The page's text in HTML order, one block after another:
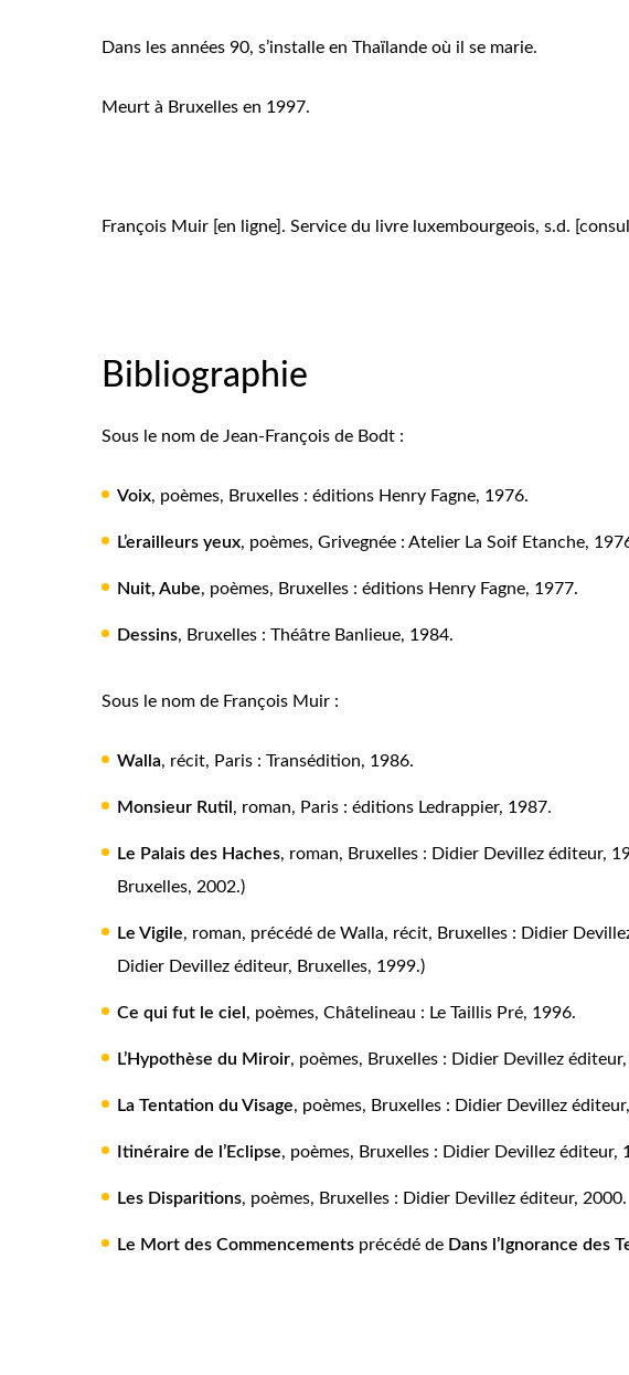
Dans les années 90, s’installe en Thaïlande où il se marie.
Meurt à Bruxelles en 1997.
François Muir [en ligne]. Service du livre luxembourgeois, s.d.
Bibliographie
Sous le nom de Jean-François de Bodt :
Voix, poèmes, Bruxelles : éditions Henry Fagne, 1976.
L’erailleurs yeux, poèmes, Grivegnée : Atelier La Soif Etanche,
Nuit, Aube, poèmes, Bruxelles : éditions Henry Fagne, 1977.
Dessins, Bruxelles : Théâtre Banlieue, 1984.
Sous le nom de François Muir :
Walla, récit, Paris : Transédition, 1986.
Monsieur Rutil , roman, Paris : éditions Ledrappier, 1987.
Le Palais des Haches, roman, Bruxelles : Didier Devillez éditeur,
Bruxelles, 2002.)
Le Vigile, roman, précédé de Walla, récit, Bruxelles : Didier
Didier Devillez éditeur, Bruxelles, 1999.)
Ce qui fut le ciel , poèmes, Châtelineau : Le Taillis Pré, 1996.
L’Hypothèse du Miroir, poèmes, Bruxelles : Didier Devillez
La Tentation du Visage, poèmes, Bruxelles : Didier Devillez
Itinéraire de l’Eclipse, poèmes, Bruxelles : Didier Devillez éditeur,
Les Disparitions, poèmes, Bruxelles : Didier Devillez éditeur, 2000.
Le Mort des Commencements précédé de Dans l’Ignorance des